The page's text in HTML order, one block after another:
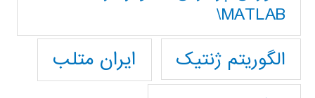
MATLAB\
الگوریتم ژنتیک
ایران متلب